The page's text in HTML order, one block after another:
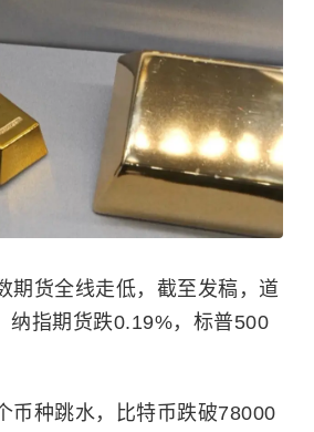
货全线走低，截至发稿，道
纳指期货跌0.19%，标普500
种跳水，比特币跌破78000